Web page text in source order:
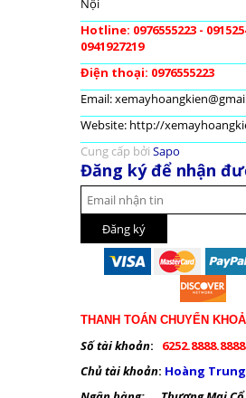
Nội
Hotline: 0976555223 -
0941927219
Điện thoại: 0976555223
Email:
Website: http://
Cung cấp bởi Sapo
Đăng ký để nhận
THANH TOÁN CHUYỂN
Số tài khoản:
6252.8888.8888
Chủ tài khoản: Hoàng